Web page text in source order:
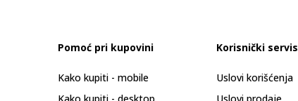
Pomoć pri kupovini
Kako kupiti - mobile
Korisnički servis
Uslovi korišćenja